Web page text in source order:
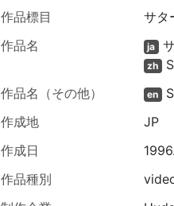
作品標目
サタ
作品名
ja
zh
作品名（その他）
en
作成地
JP
作成日
作品種別